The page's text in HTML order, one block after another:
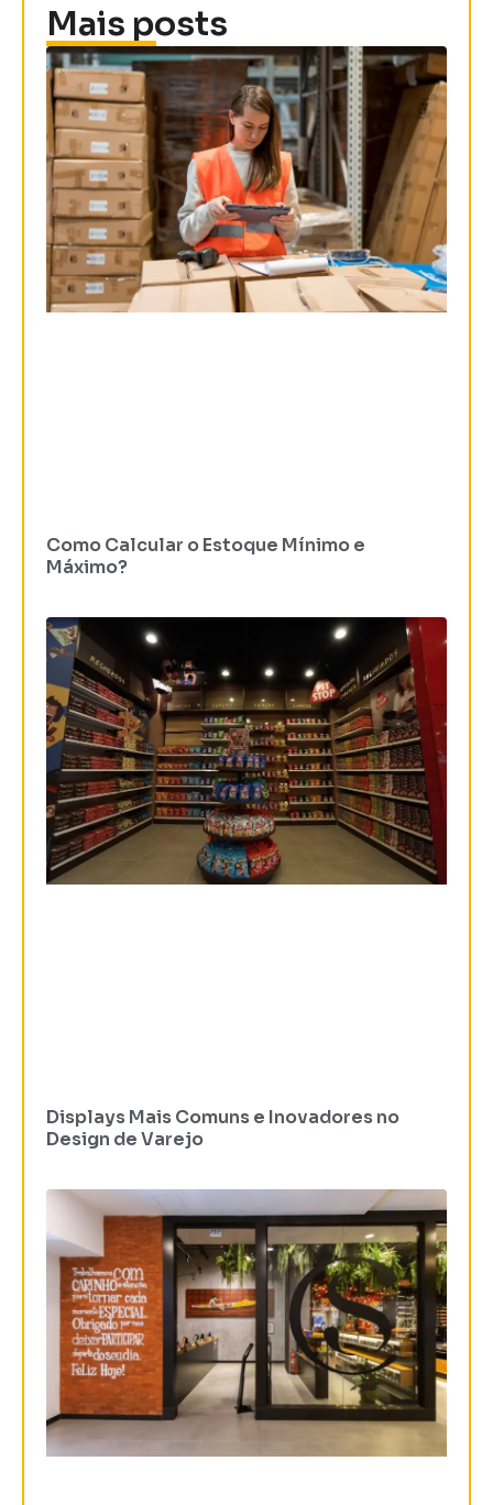
Mais posts
Como Calcular o Estoque Mínimo e
Máximo?
Displays Mais Comuns e Inovadores no
Design de Varejo